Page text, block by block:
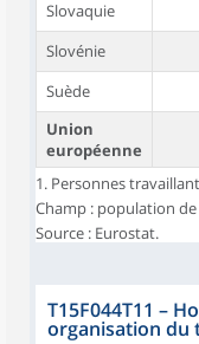
Slovaquie
Slovénie
Suède
Union
européenne
1. Personnes
Champ : population
Source : Eurostat.
T15F044T11 –
organisation du